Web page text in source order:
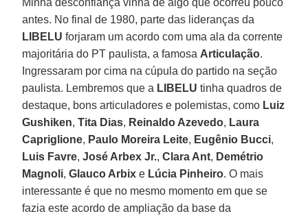
antes. No final de 1980, parte das lideranças da
LIBELU forjaram um acordo com uma ala da corrente
majoritária do PT paulista, a famosa Articulação.
Ingressaram por cima na cúpula do partido na seção
paulista. Lembremos que a LIBELU tinha quadros de
destaque, bons articuladores e polemistas, como Luiz
Gushiken,Tita Dias, Reinaldo Azevedo, Laura
Capriglione, Paulo Moreira Leite, Eugênio Bucci,
Luis Favre,José Arbex Jr.,Clara Ant, Demétrio
Magnoli,Glauco Arbix e Lúcia Pinheiro. O mais
interessante é que no mesmo momento em que se
fazia este acordo de ampliação da base da